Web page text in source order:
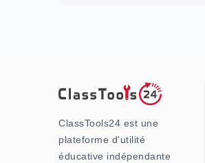
ClassTools24 est une
plateforme d'utilité
éducative indépendante